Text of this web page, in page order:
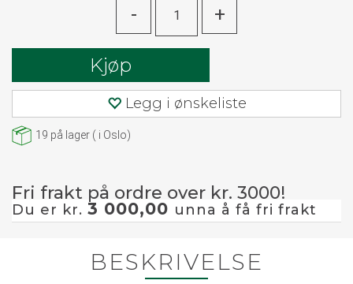
- +
Kjøp
Legg i ønskeliste
19 på lager ( i Oslo)
Fri frakt på ordre over kr. 3000!
Du er kr. 3 000,00 unna å få fri frakt
BESKRIVELSE